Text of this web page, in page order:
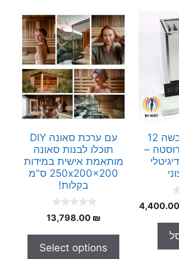
תנור לסאונה יבשה 12
–
4,400.00המחיר
4,400.00 ₪.
עם ערכת סאונה DIY
תוכלו לבנות סאונה
מותאמת אישית במידות
250x200x200 ס"מ
בקלות!
0
o
o
13,798.00 ₪
Select options